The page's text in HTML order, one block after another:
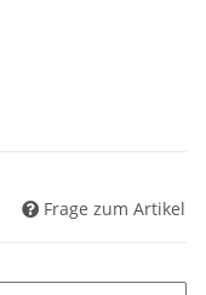
Frage zum Artikel